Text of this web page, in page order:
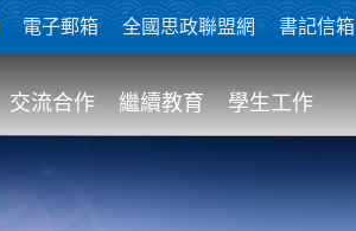
電子郵箱 全國思政聯盟網 書記信箱
交流合作 繼續教育 學生工作